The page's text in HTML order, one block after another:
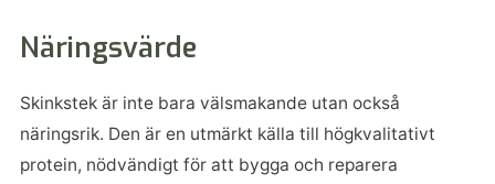
Näringsvärde
Skinkstek är inte bara välsmakande utan också
näringsrik. Den är en utmärkt källa till högkvalitativt
protein, nödvändigt för att bygga och reparera